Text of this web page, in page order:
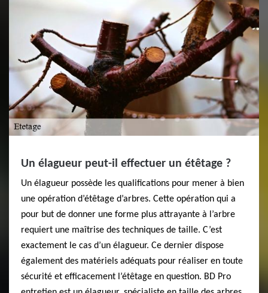
Un élagueur peut-il effectuer un étêtage ?
Un élagueur possède les qualifications pour mener à bien
une opération d’étêtage d’arbres. Cette opération qui a
pour but de donner une forme plus attrayante à l’arbre
requiert une maîtrise des techniques de taille. C’est
exactement le cas d’un élagueur. Ce dernier dispose
également des matériels adéquats pour réaliser en toute
sécurité et efficacement l’étêtage en question. BD Pro